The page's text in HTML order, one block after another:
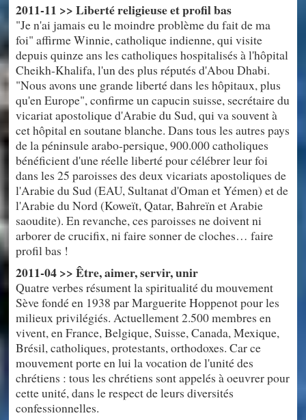
2011-11 >> Liberté religieuse et profil bas
"Je n'ai jamais eu le moindre problème du fait de ma
foi" affirme Winnie, catholique indienne, qui visite
depuis quinze ans les catholiques hospitalisés à l'hôpital
Cheikh-Khalifa, l'un des plus réputés d'Abou Dhabi.
"Nous avons une grande liberté dans les hôpitaux, plus
qu'en Europe", confirme un capucin suisse, secrétaire du
vicariat apostolique d'Arabie du Sud, qui va souvent à
cet hôpital en soutane blanche. Dans tous les autres pays
de la péninsule arabo-persique, 900.000 catholiques
bénéficient d'une réelle liberté pour célébrer leur foi
dans les 25 paroisses des deux vicariats apostoliques de
l'Arabie du Sud (EAU, Sultanat d'Oman et Yémen) et de
l'Arabie du Nord (Koweït, Qatar, Bahreïn et Arabie
saoudite). En revanche, ces paroisses ne doivent ni
arborer de crucifix, ni faire sonner de cloches… faire
profil bas !
2011-04 >> Être, aimer, servir, unir
Quatre verbes résument la spiritualité du mouvement
Sève fondé en 1938 par Marguerite Hoppenot pour les
milieux privilégiés. Actuellement 2.500 membres en
vivent, en France, Belgique, Suisse, Canada, Mexique,
Brésil, catholiques, protestants, orthodoxes. Car ce
mouvement porte en lui la vocation de l'unité des
chrétiens : tous les chrétiens sont appelés à oeuvrer pour
cette unité, dans le respect de leurs diversités
confessionnelles.